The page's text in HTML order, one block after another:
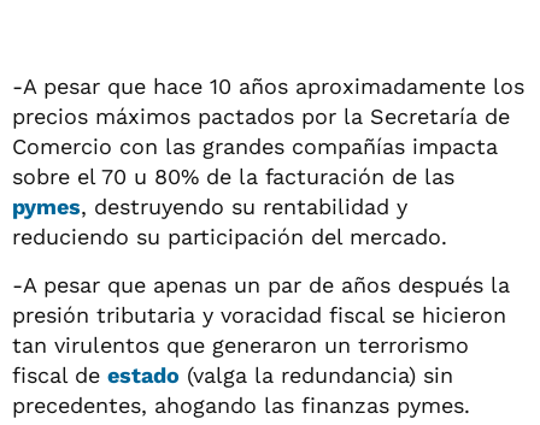
-A pesar que hace 10 años aproximadamente los
precios máximos pactados por la Secretaría de
Comercio con las grandes compañías impacta
sobre el 70 u 80% de la facturación de las
pymes, destruyendo su rentabilidad y
reduciendo su participación del mercado.
-A pesar que apenas un par de años después la
presión tributaria y voracidad fiscal se hicieron
tan virulentos que generaron un terrorismo
fiscal de estado (valga la redundancia) sin
precedentes, ahogando las finanzas pymes.